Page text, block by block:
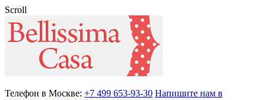
Scroll
Телефон в Москве: +7 499 653-93-30 Напишите нам в